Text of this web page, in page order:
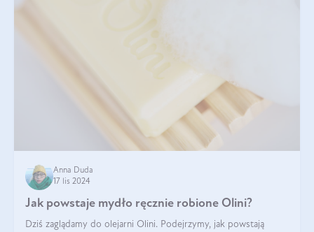
Anna Duda
17 lis 2024
Jak powstaje mydło ręcznie robione Olini?
Dziś zaglądamy do olejarni Olini. Podejrzymy, jak powstają